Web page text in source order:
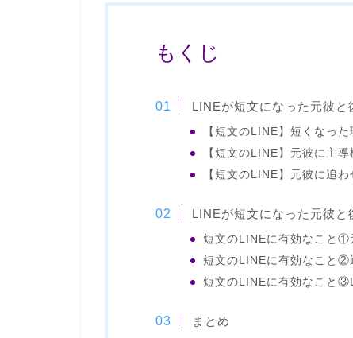
もくじ
LINEが短文になった元彼と
【短文のLINE】短くなった
【短文のLINE】元彼に主
【短文のLINE】元彼に追わ
LINEが短文になった元彼と
短文のLINEに有効なこと①
短文のLINEに有効なこと②
短文のLINEに有効なこと
まとめ